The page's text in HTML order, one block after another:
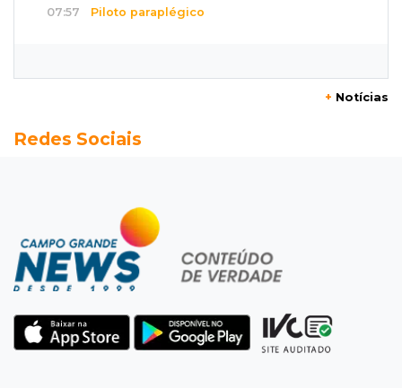
07:57 Piloto paraplégico
É só abrir o porta-malas: Fábio assa chipa e
Pergunta do dia
Praticar esportes juntos fortalece a relação
entre pai e filho?
Volta ao Mundo: Celinho recusa trocar a moto
no Canadá
+ Notícias
Redes Sociais